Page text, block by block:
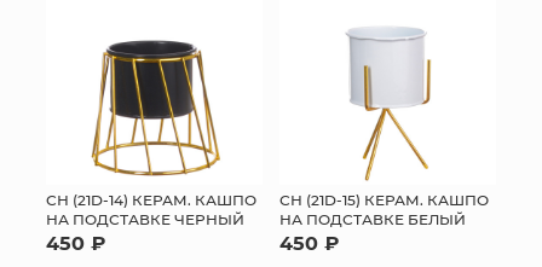
СН (21D-14) КЕРАМ. КАШПО
НА ПОДСТАВКЕ ЧЕРНЫЙ
450 ₽
СН (21D-15) КЕРАМ. КАШПО
НА ПОДСТАВКЕ БЕЛЫЙ
450 ₽